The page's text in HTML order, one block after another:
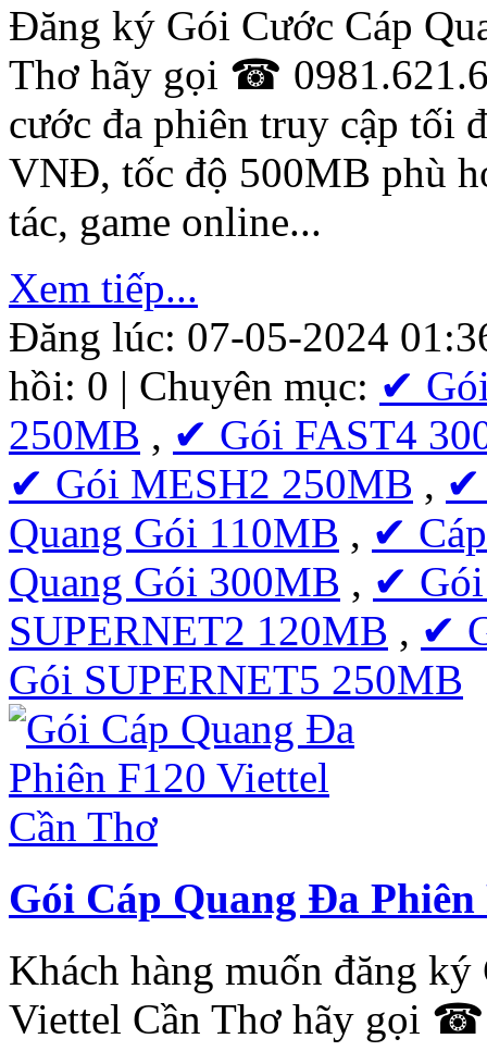
Đăng ký Gói Cước Cáp
Thơ hãy gọi ☎
cước đa phiên truy cập tối
VNĐ, tốc độ 500MB phù
tác, game online...
Xem tiếp...
Đăng lúc: 07-05-2024
hồi: 0 | Chuyên mục: ✔
250MB , ✔ Gói FAST4
✔ Gói MESH2 250MB , ✔
Quang Gói 110MB , ✔
Quang Gói 300MB , ✔ Gói
SUPERNET2 120MB , ✔
Gói SUPERNET5 250MB
Gói Cáp Quang Đa
Khách hàng muốn đăng
Viettel Cần Thơ hãy gọi ☎